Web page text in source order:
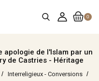
0
apologie de l'Islam par un
de Castries - Héritage
Interreligieux - Conversions